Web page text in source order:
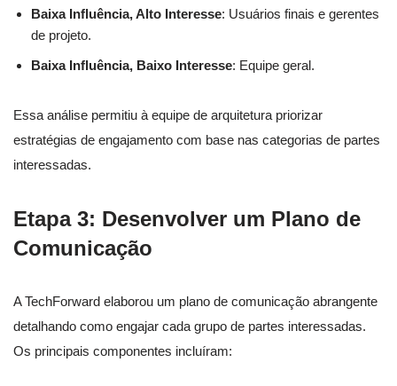
Baixa Influência, Alto Interesse: Usuários finais e gerentes
de projeto.
Baixa Influência, Baixo Interesse: Equipe geral.
Essa análise permitiu à equipe de arquitetura priorizar
estratégias de engajamento com base nas categorias de partes
interessadas.
Etapa 3: Desenvolver um Plano de
Comunicação
A TechForward elaborou um plano de comunicação abrangente
detalhando como engajar cada grupo de partes interessadas.
Os principais componentes incluíram: